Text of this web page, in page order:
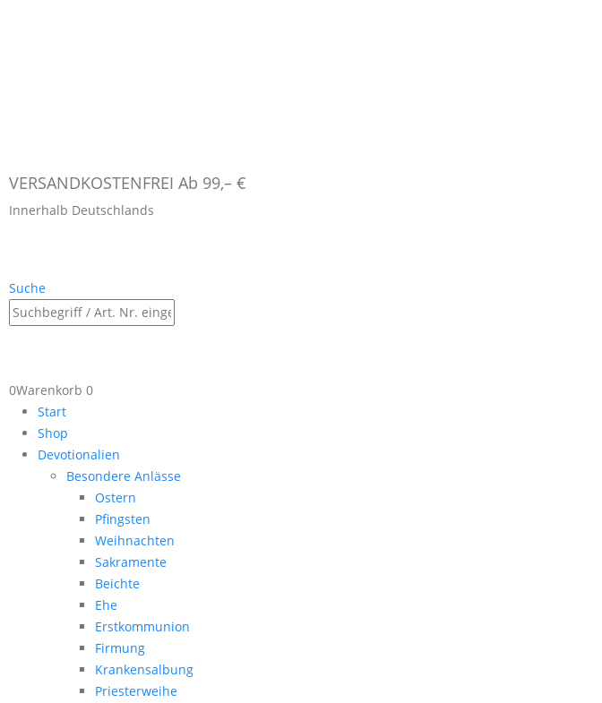
VERSANDKOSTENFREI Ab 99,– €
Innerhalb Deutschlands
Suche
0Warenkorb 0
Start
Shop
Devotionalien
Besondere Anlässe
Ostern
Pfingsten
Weihnachten
Sakramente
Beichte
Ehe
Erstkommunion
Firmung
Krankensalbung
Priesterweihe